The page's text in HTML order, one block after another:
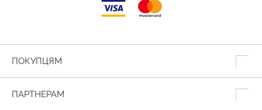
ПОКУПЦЯМ
ПАРТНЕРАМ